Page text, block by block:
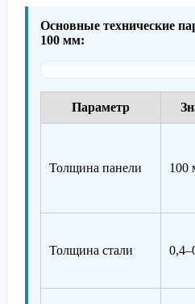
Основные технические
100 мм:
Параметр
Толщина панели 100
Толщина стали